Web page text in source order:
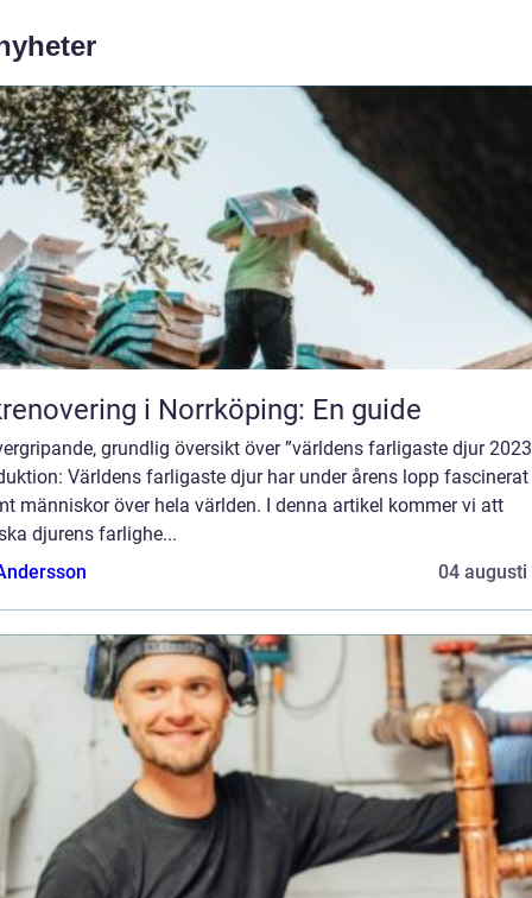
i Norrköping: En guide
grundlig översikt över ”världens farligaste djur
Världens farligaste djur har under årens lopp
människor över hela världen. I denna artikel kommer vi att
djurens farlighe...
04 augusti